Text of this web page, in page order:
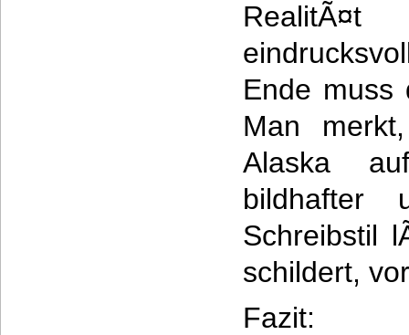
Ende muss
Man
Alaska
bildhafter
Schreibstil
schildert,
Fazit: